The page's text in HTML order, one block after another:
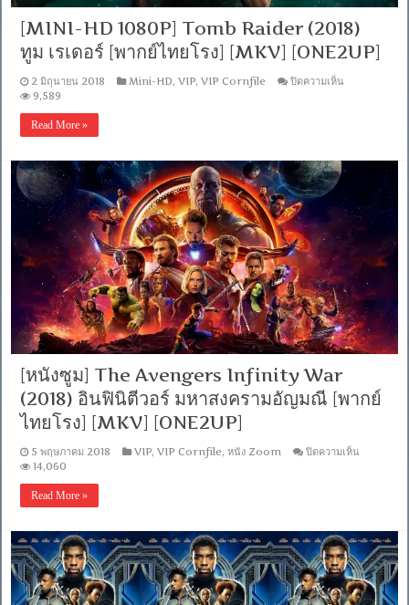
[MINI-HD 1080P] Tomb Raider (2018)
ทูม เรเดอร์ [พากย์ไทยโรง] [MKV] [ONE2UP]
2 มิถุนายน 2018 Mini-HD,VIP,VIP Cornfile ปิดความเห็นบน
(2018)
ทูม
อร์
[พากย์
ไทย
โรง]
[MKV]
[ONE2UP]
9,589
Read More »
[หนังซูม] The Avengers Infinity War
(2018) อินฟินิตีวอร์ มหาสงครามอัญมณี [พากย์
ไทยโรง] [MKV] [ONE2UP]
5 พฤษภาคม 2018 VIP,VIP Cornfile,หนัง Zoom ปิดความเห็นบน
War
(2018)
อิน
ฟิ
นิ
14,060
Read More »